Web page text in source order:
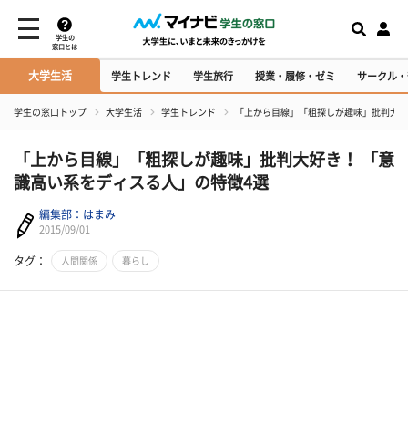
学生の
窓口とは
大学生活 学生トレンド 学生旅行 授業・履修・ゼミ サークル
学生の窓口トップ 大学生活 学生トレンド 「上から目線」「粗探しが趣味」批判大
「上から目線」「粗探しが趣味」批判大好き！ 「意
識高い系をディスる人」の特徴4選
編集部：はまみ
2015/09/01
タグ： 人間関係 暮らし